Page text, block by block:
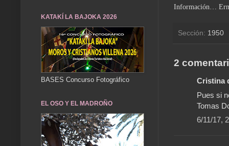
Información…
Sección: 1950
2
Cristina
Pues si
Tomas
6/11/17,
KATAKÍ LA BAJOKA 2026
BASES Concurso Fotográfico
EL OSO Y EL MADROÑO